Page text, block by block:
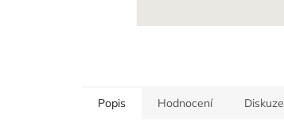
Popis Hodnocení Diskuze